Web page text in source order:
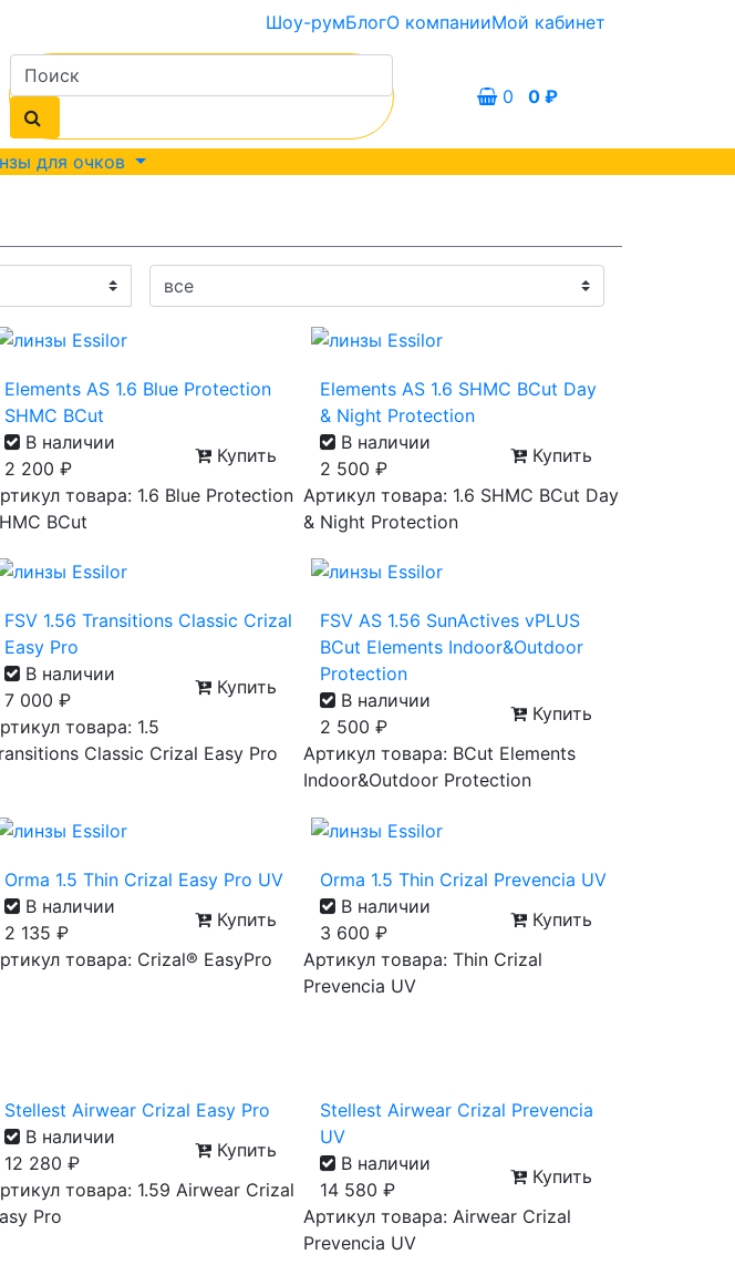
Шоу-румБлогО компанииМой кабинет
0 0 ₽
для очков
Elements AS 1.6 Blue Protection
SHMC BCut
В наличии
2 200 ₽
Купить
товара: 1.6 Blue Protection
BCut
Elements AS 1.6 SHMC BCut Day
& Night Protection
В наличии
2 500 ₽
Купить
Артикул товара: 1.6 SHMC BCut Day
& Night Protection
FSV 1.56 Transitions Classic Crizal
Easy Pro
В наличии
7 000 ₽
Купить
товара: 1.5
Classic Crizal Easy Pro
FSV AS 1.56 SunActives vPLUS
BCut Elements Indoor&Outdoor
Protection
В наличии
2 500 ₽
Купить
Артикул товара: BCut Elements
Indoor&Outdoor Protection
Orma 1.5 Thin Crizal Easy Pro UV
В наличии
2 135 ₽
Купить
товара: Crizal® EasyPro
Orma 1.5 Thin Crizal Prevencia UV
В наличии
3 600 ₽
Купить
Артикул товара: Thin Crizal
Prevencia UV
Stellest Airwear Crizal Easy Pro
В наличии
12 280 ₽
Купить
товара: 1.59 Airwear Crizal
Pro
Stellest Airwear Crizal Prevencia
UV
В наличии
14 580 ₽
Купить
Артикул товара: Airwear Crizal
Prevencia UV